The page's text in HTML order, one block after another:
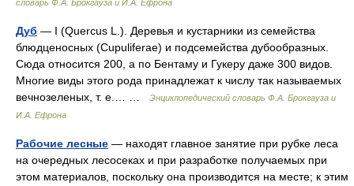
словарь Ф.А. Брокгауза и И.А. Ефрона
Дуб — I (Quercus L.). Деревья и кустарники из семейства
блюдценосных (Cupuliferae) и подсемейства дубообразных.
Сюда относится 200, а по Бентаму и Гукеру даже 300 видов.
Многие виды этого рода принадлежат к числу так называемых
вечнозеленых, т. е.… …
Энциклопедический словарь Ф.А. Брокгауза и
И.А. Ефрона
Рабочие лесные — находят главное занятие при рубке леса
на очередных лесосеках и при разработке получаемых при
этом материалов, поскольку она производится на месте; к этим